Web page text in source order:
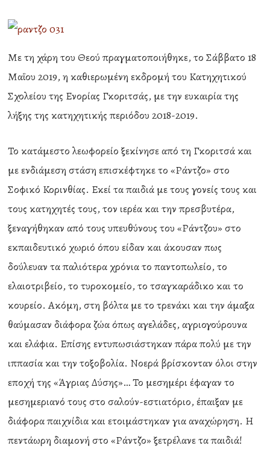
Με τη χάρη του Θεού πραγματοποιήθηκε, το Σάββατο 18
Μαΐου 2019, η καθιερωμένη εκδρομή του Κατηχητικού
Σχολείου της Ενορίας Γκοριτσάς, με την ευκαιρία της
λήξης της κατηχητικής περιόδου 2018-2019.
Το κατάμεστο λεωφορείο ξεκίνησε από τη Γκοριτσά και
με ενδιάμεση στάση επισκέφτηκε το «Ράντζο» στο
Σοφικό Κορινθίας. Εκεί τα παιδιά με τους γονείς τους και
τους κατηχητές τους, τον ιερέα και την πρεσβυτέρα,
ξεναγήθηκαν από τους υπευθύνους του «Ράντζου» στο
εκπαιδευτικό χωριό όπου είδαν και άκουσαν πως
δούλευαν τα παλιότερα χρόνια το παντοπωλείο, το
ελαιοτριβείο, το τυροκομείο, το τσαγκαράδικο και το
κουρείο. Ακόμη, στη βόλτα με το τρενάκι και την άμαξα
θαύμασαν διάφορα ζώα όπως αγελάδες, αγριογούρουνα
και ελάφια. Επίσης εντυπωσιάστηκαν πάρα πολύ με την
ιππασία και την τοξοβολία. Νοερά βρίσκονταν όλοι στην
εποχή της «Άγριας Δύσης»… Το μεσημέρι έφαγαν το
μεσημεριανό τους στο σαλούν-εστιατόριο, έπαιξαν με
διάφορα παιχνίδια και ετοιμάστηκαν για αναχώρηση. Η
πεντάωρη διαμονή στο «Ράντζο» ξετρέλανε τα παιδιά!